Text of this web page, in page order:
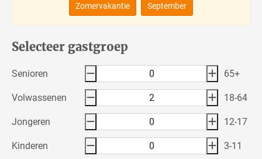
Zomervakantie September
Selecteer gastgroep
Senioren 65+
Volwassenen 18-64
Jongeren 12-17
Kinderen 3-11